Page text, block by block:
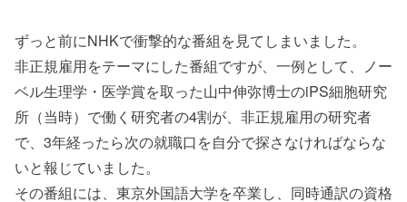
ずっと前にNHKで衝撃的な番組を見てしまいました。
非正規雇用をテーマにした番組ですが、一例として、ノー
ベル生理学・医学賞を取った山中伸弥博士のiPS細胞研究
所（当時）で働く研究者の4割が、非正規雇用の研究者
で、3年経ったら次の就職口を自分で探さなければならな
いと報じていました。
その番組には、東京外国語大学を卒業し、同時通訳の資格